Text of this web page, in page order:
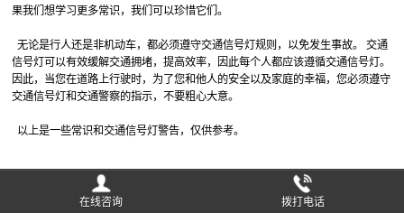
果我们想学习更多常识，我们可以珍惜它们。
无论是行人还是非机动车，都必须遵守交通信号灯规则，以免发生事故。 交通
信号灯可以有效缓解交通拥堵，提高效率，因此每个人都应该遵循交通信号灯。
因此，当您在道路上行驶时，为了您和他人的安全以及家庭的幸福，您必须遵守
交通信号灯和交通警察的指示，不要粗心大意。
以上是一些常识和交通信号灯警告，仅供参考。
在线咨询 拨打电话